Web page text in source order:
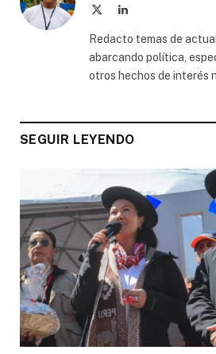
LinkedIn
Redacto temas de
abarcando política,
otros hechos de interés
SEGUIR LEYENDO